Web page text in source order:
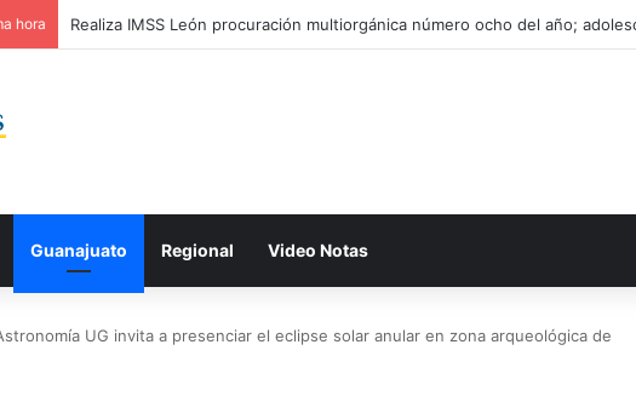
hora
Guanajuato Regional Video Notas
UG invita a presenciar el eclipse solar anular en zona arqueológica de